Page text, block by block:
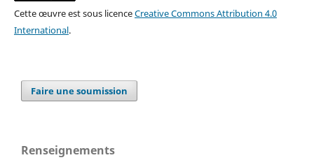
Cette œuvre est sous licenceCreative Commons Attribution 4.0
International.
Faire une soumission
Renseignements